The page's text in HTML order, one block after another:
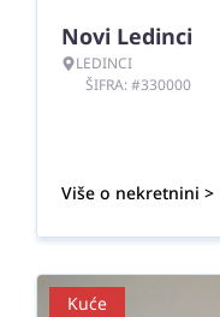
Novi Ledinci
LEDINCI
ŠIFRA: #330000
Više o nekretnini >
Kuće